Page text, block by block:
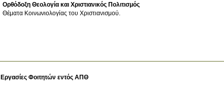
Ορθόδοξη Θεολογία και Χριστιανικός Πολιτισμός
Θέματα Κοινωνιολογίας του Χριστιανισμού.
Εργασίες Φοιτητών εντός ΑΠΘ